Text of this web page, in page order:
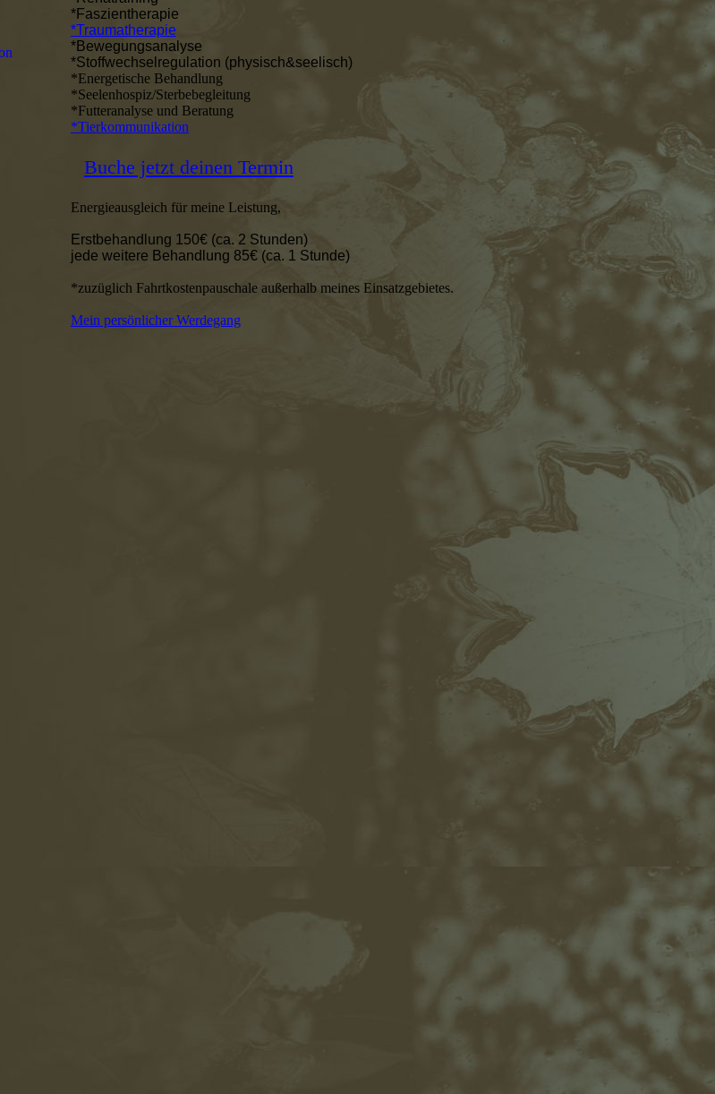
*Faszientherapie
*Traumatherapie
*Bewegungsanalyse
*Stoffwechselregulation (physisch&seelisch)
*Energetische Behandlung
*Seelenhospiz/Sterbebegleitung
*Futteranalyse und Beratung
*Tierkommunikation
Buche jetzt deinen Termin
Energieausgleich für meine Leistung,
Erstbehandlung 150€ (ca. 2 Stunden)
jede weitere Behandlung 85€ (ca. 1 Stunde)
*zuzüglich Fahrtkostenpauschale außerhalb meines Einsatzgebietes.
Mein persönlicher Werdegang